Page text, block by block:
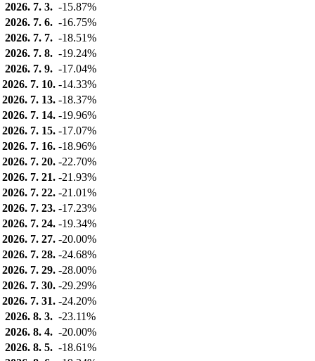
2026. 7. 3. -15.87%
2026. 7. 6. -16.75%
2026. 7. 7. -18.51%
2026. 7. 8. -19.24%
2026. 7. 9. -17.04%
2026. 7. 10. -14.33%
2026. 7. 13. -18.37%
2026. 7. 14. -19.96%
2026. 7. 15. -17.07%
2026. 7. 16. -18.96%
2026. 7. 20. -22.70%
2026. 7. 21. -21.93%
2026. 7. 22. -21.01%
2026. 7. 23. -17.23%
2026. 7. 24. -19.34%
2026. 7. 27. -20.00%
2026. 7. 28. -24.68%
2026. 7. 29. -28.00%
2026. 7. 30. -29.29%
2026. 7. 31. -24.20%
2026. 8. 3. -23.11%
2026. 8. 4. -20.00%
2026. 8. 5. -18.61%